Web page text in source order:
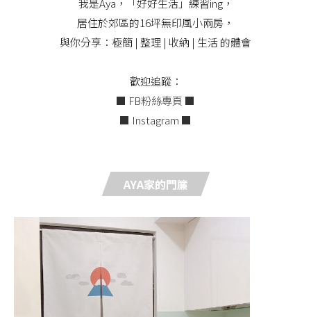
我是Aya，「好好生活」練習ing，
居住於郊區的16坪無印風小兩房，
與你分享：極簡 | 整理 | 收納 | 生活 的體會
歡迎追蹤：
■ FB粉絲專頁 ■
■ Instagram ■
AYA家的門簾